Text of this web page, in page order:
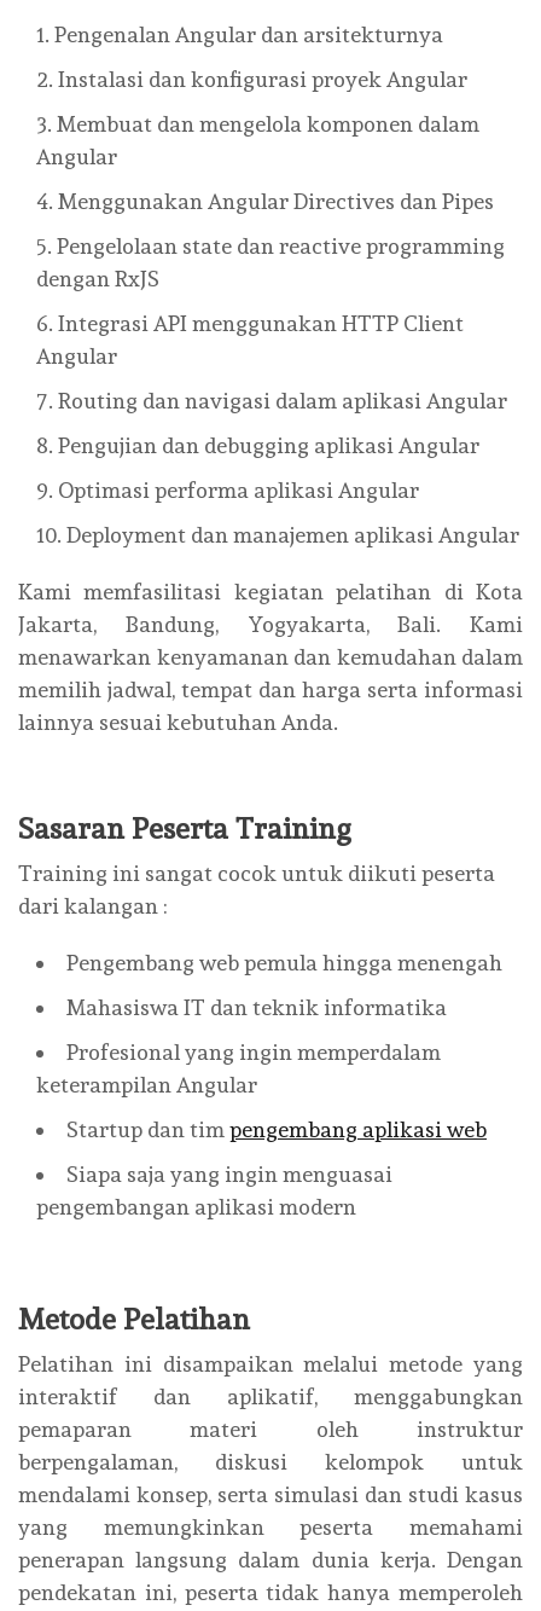
Pengenalan Angular dan arsitekturnya
Instalasi dan konfigurasi proyek Angular
Membuat dan mengelola komponen dalam
Angular
Menggunakan Angular Directives dan Pipes
Pengelolaan state dan reactive programming
dengan RxJS
Integrasi API menggunakan HTTP Client
Angular
Routing dan navigasi dalam aplikasi Angular
Pengujian dan debugging aplikasi Angular
Optimasi performa aplikasi Angular
Deployment dan manajemen aplikasi Angular
Kami memfasilitasi kegiatan pelatihan di Kota
Jakarta, Bandung, Yogyakarta, Bali. Kami
menawarkan kenyamanan dan kemudahan dalam
memilih jadwal, tempat dan harga serta informasi
lainnya sesuai kebutuhan Anda.
Sasaran Peserta Training
Training ini sangat cocok untuk diikuti peserta
dari kalangan :
Pengembang web pemula hingga menengah
Mahasiswa IT dan teknik informatika
Profesional yang ingin memperdalam
keterampilan Angular
Startup dan tim pengembang aplikasi web
Siapa saja yang ingin menguasai
pengembangan aplikasi modern
Metode Pelatihan
Pelatihan ini disampaikan melalui metode yang
interaktif dan aplikatif, menggabungkan
pemaparan materi oleh instruktur
berpengalaman, diskusi kelompok untuk
mendalami konsep, serta simulasi dan studi kasus
yang memungkinkan peserta memahami
penerapan langsung dalam dunia kerja. Dengan
pendekatan ini, peserta tidak hanya memperoleh